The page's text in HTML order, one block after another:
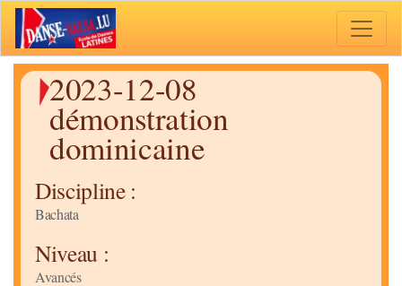
2023-12-08
démonstration
dominicaine
Discipline :
Bachata
Niveau :
Avancés